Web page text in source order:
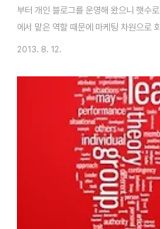
부터 개인 블로그를 운영해 왔으니 햇수
에서 맡은 역할 때문에 마케팅 차원으로
시스템(LMS) 內에 블로그 프로세스를 도
입과 더불어 본격적으로 알려져 사용자
심,트래픽은 뚝 떨어지고 관련 산업까지
줄줄이 모바일이나 소셜로 업종 전환을
정도 지나고 있다는 것은 업계 있는 분들
업 입장에서 자체 소유할..
2013. 8. 12.